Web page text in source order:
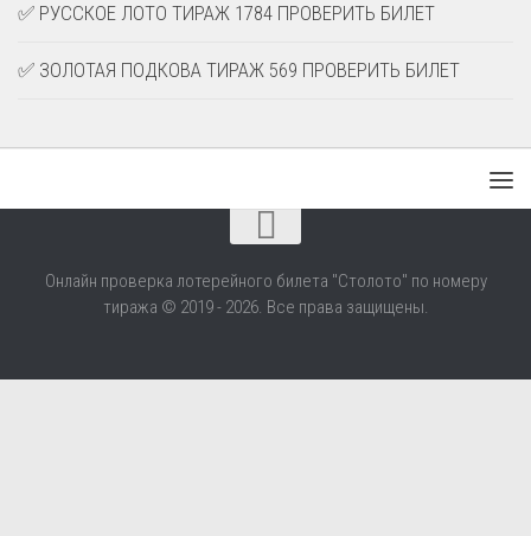
✅ РУССКОЕ ЛОТО ТИРАЖ 1784 ПРОВЕРИТЬ БИЛЕТ
✅ ЗОЛОТАЯ ПОДКОВА ТИРАЖ 569 ПРОВЕРИТЬ БИЛЕТ
Онлайн проверка лотерейного билета "Столото" по номеру
тиража © 2019 - 2026. Все права защищены.